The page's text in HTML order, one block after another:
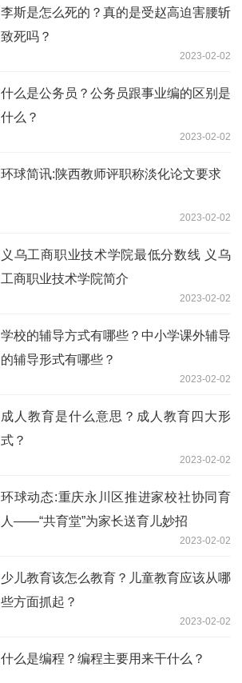
李斯是怎么死的？真的是受赵高迫害腰斩
致死吗？
2023-02-02
什么是公务员？公务员跟事业编的区别是
什么？
2023-02-02
环球简讯:陕西教师评职称淡化论文要求
2023-02-02
义乌工商职业技术学院最低分数线 义乌
工商职业技术学院简介
2023-02-02
学校的辅导方式有哪些？中小学课外辅导
的辅导形式有哪些？
2023-02-02
成人教育是什么意思？成人教育四大形
式？
2023-02-02
环球动态:重庆永川区推进家校社协同育
人——“共育堂”为家长送育儿妙招
2023-02-02
少儿教育该怎么教育？儿童教育应该从哪
些方面抓起？
2023-02-02
什么是编程？编程主要用来干什么？